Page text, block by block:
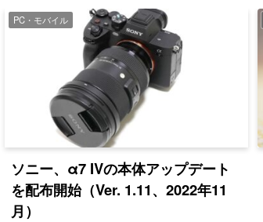
PC・モバイル
ソニー、α7 IVの本体アップデート
を配布開始（Ver. 1.11、2022年11
月）